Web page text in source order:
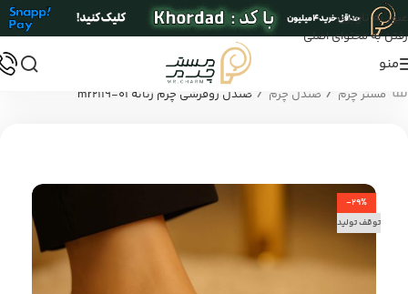
عبور به ناوبری
رفتن به محتوای اصلی
منو
مستر چرم / صندل چرم / صندل روفرشی چرم زنانه mr2119-01
-29%
توقف تولید